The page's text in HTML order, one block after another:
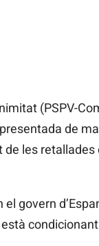
(PSPV-
de
de les retallades
govern